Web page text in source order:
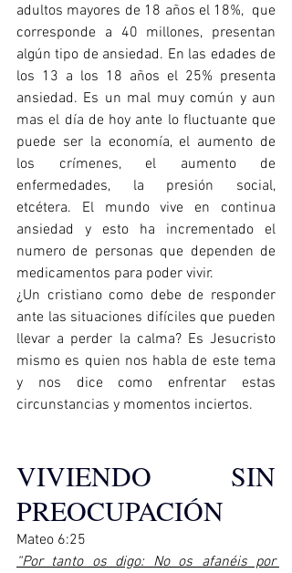
adultos mayores de 18 años el 18%,  que
corresponde a 40 millones, presentan
algún tipo de ansiedad. En las edades de
los 13 a los 18 años el 25% presenta
ansiedad. Es un mal muy común y aun
mas el día de hoy ante lo fluctuante que
puede ser la economía, el aumento de
los crímenes, el aumento de
enfermedades, la presión social,
etcétera. El mundo vive en continua
ansiedad y esto ha incrementado el
numero de personas que dependen de
medicamentos para poder vivir.
¿Un cristiano como debe de responder
ante las situaciones difíciles que pueden
llevar a perder la calma? Es Jesucristo
mismo es quien nos habla de este tema
y nos dice como enfrentar estas
circunstancias y momentos inciertos.
VIVIENDO SIN
PREOCUPACIÓN
Mateo 6:25
“Por tanto os digo: No os afanéis por